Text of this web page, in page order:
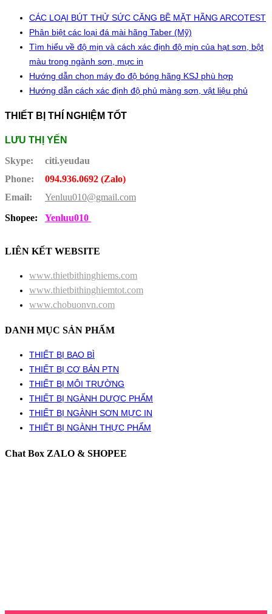
CÁC LOẠI BÚT THỬ SỨC CĂNG BỀ MẶT HÃNG ARCOTEST
Phân biệt các loại đá mài hãng Taber (Mỹ)
Tìm hiểu về độ mịn và cách xác định độ mịn của hạt sơn, bột
màu trong ngành sơn, mực in
Hướng dẫn chọn máy đo độ bóng hãng KSJ phù hợp
Hướng dẫn cách xác định độ phủ màng sơn, vật liệu phủ
THIẾT BỊ THÍ NGHIỆM TỐT
LƯU THỊ YẾN
Skype:
citi.yeudau
Phone:
094.936.0692 (Zalo)
Email:
Yenluu010@gmail.com
Shopee:
Yenluu010
LIÊN KẾT WEBSITE
www.thietbithinghiems.com
www.thietbithinghiemtot.com
www.chobuonvn.com
DANH MỤC SẢN PHẨM
THIẾT BỊ BAO BÌ
THIẾT BỊ CƠ BẢN PTN
THIẾT BỊ MÔI TRƯỜNG
THIẾT BỊ NGÀNH DƯỢC PHẨM
THIẾT BỊ NGÀNH SƠN MỰC IN
THIẾT BỊ NGÀNH THỰC PHẨM
Chat Box ZALO & SHOPEE